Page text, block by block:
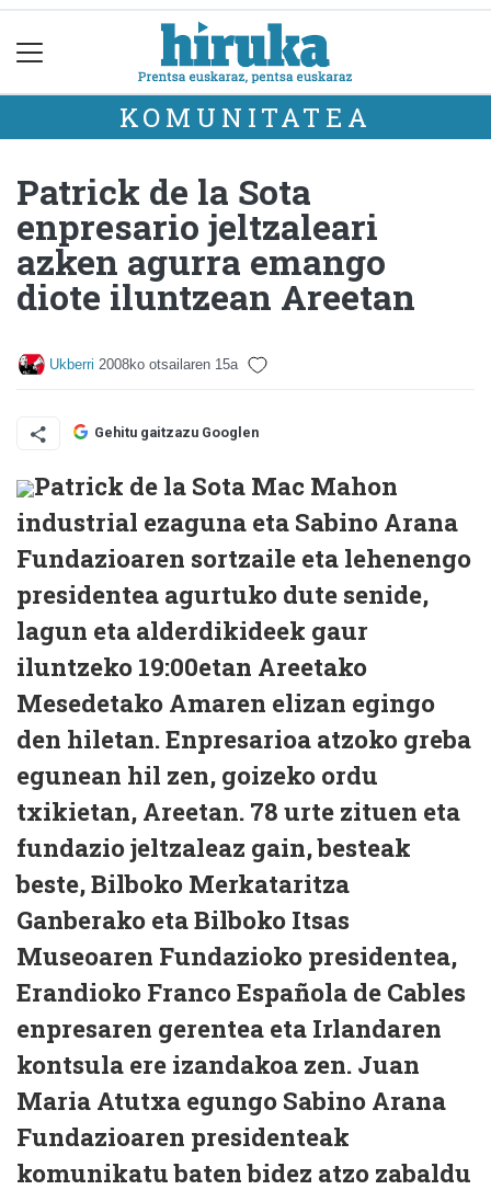
KOMUNITATEA
Patrick de la Sota
enpresario jeltzaleari
azken agurra emango
diote iluntzean Areetan
Ukberri 2008ko otsailaren 15a
Gehitu gaitzazu Googlen
Patrick de la Sota Mac Mahon
industrial ezaguna eta Sabino Arana
Fundazioaren sortzaile eta lehenengo
presidentea agurtuko dute senide,
lagun eta alderdikideek gaur
iluntzeko 19:00etan Areetako
Mesedetako Amaren elizan egingo
den hiletan. Enpresarioa atzoko greba
egunean hil zen, goizeko ordu
txikietan, Areetan. 78 urte zituen eta
fundazio jeltzaleaz gain, besteak
beste, Bilboko Merkataritza
Ganberako eta Bilboko Itsas
Museoaren Fundazioko presidentea,
Erandioko Franco Española de Cables
enpresaren gerentea eta Irlandaren
kontsula ere izandakoa zen. Juan
Maria Atutxa egungo Sabino Arana
Fundazioaren presidenteak
komunikatu baten bidez atzo zabaldu